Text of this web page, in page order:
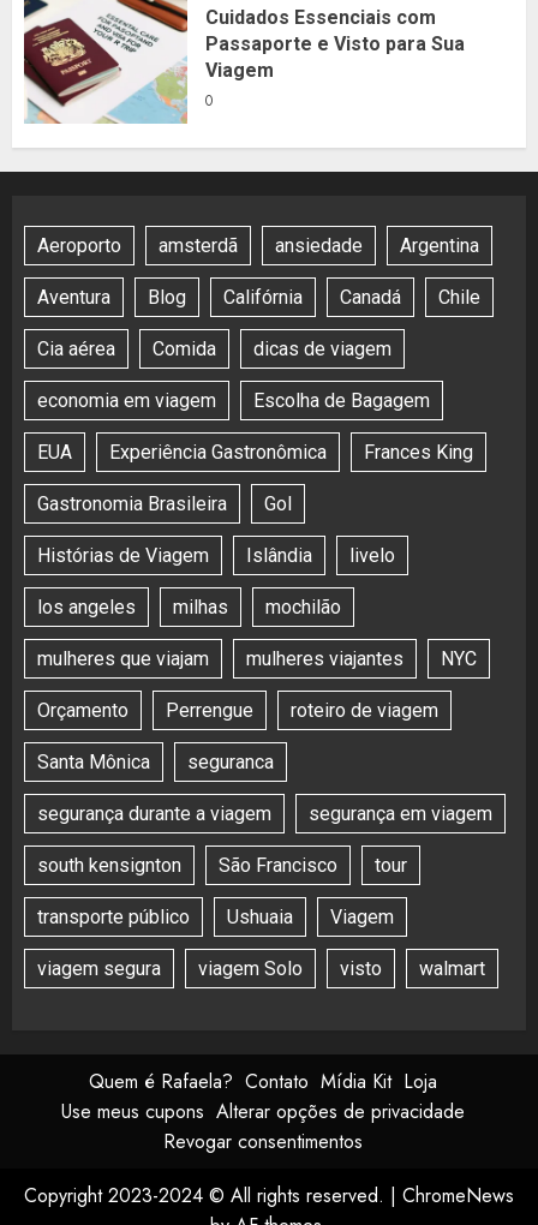
Cuidados Essenciais com
Passaporte e Visto para Sua
Viagem
0
Aeroporto amsterdã ansiedade Argentina
Aventura Blog Califórnia Canadá Chile
Cia aérea Comida dicas de viagem
economia em viagem Escolha de Bagagem
EUA Experiência Gastronômica Frances King
Gastronomia Brasileira Gol
Histórias de Viagem Islândia livelo
los angeles milhas mochilão
mulheres que viajam mulheres viajantes NYC
Orçamento Perrengue roteiro de viagem
Santa Mônica seguranca
segurança durante a viagem segurança em viagem
south kensignton São Francisco tour
transporte público Ushuaia Viagem
viagem segura viagem Solo visto walmart
Quem é Rafaela? Contato Mídia Kit Loja
Use meus cupons Alterar opções de privacidade
Revogar consentimentos
Copyright 2023-2024 © All rights reserved. | ChromeNews